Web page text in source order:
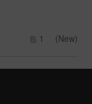
1 (New)